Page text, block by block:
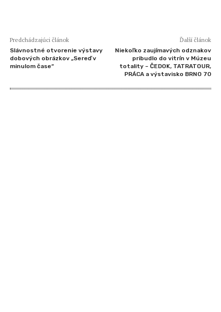
Predchádzajúci článok
Slávnostné otvorenie výstavy
dobových obrázkov „Sereď v
minulom čase“
Ďalší článok
Niekoľko zaujímavých odznakov
pribudlo do vitrín v Múzeu
totality – ČEDOK, TATRATOUR,
PRÁCA a výstavisko BRNO 70